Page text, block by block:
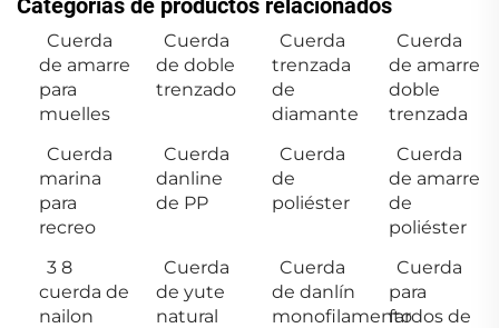
Categorías de productos relacionados
Cuerda
de amarre
para
muelles
Cuerda
de doble
trenzado
Cuerda
trenzada
de
diamante
Cuerda
de amarre
doble
trenzada
Cuerda
marina
para
recreo
Cuerda
danline
de PP
Cuerda
de
poliéster
Cuerda
de amarre
de
poliéster
3 8
cuerda de
nailon
Cuerda
de yute
natural
Cuerda
de danlín
monofilamento
Cuerda
para
fardos de